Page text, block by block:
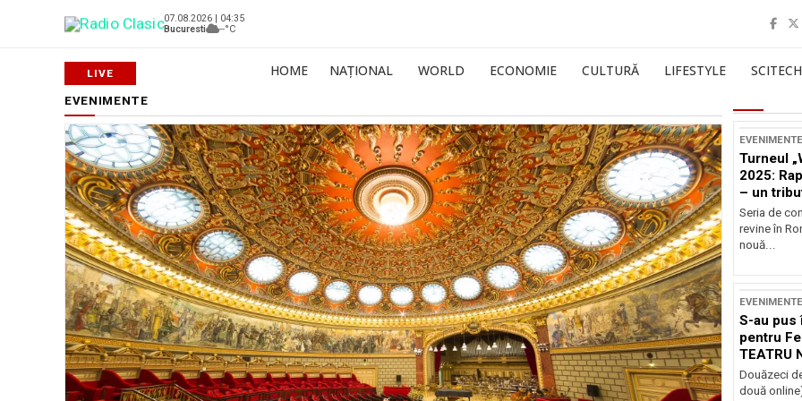
07.08.2026 | 04:35
Bucuresti
--°C
HOME NAȚIONAL WORLD ECONOMIE CULTURĂ LIFESTYLE SCITECH
EVENIMENTE
EVENIMENTE
Turneul
2025:
– un
și
Seria de
revine în
nouă...
EVENIMENTE
S-au pus
pentru
TEATRU
Douăzeci
două